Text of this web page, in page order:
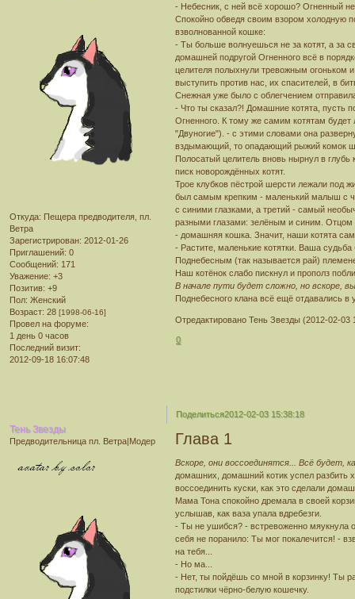
Откуда: Пещера предводителя, пл.
Ветра
Зарегистрирован: 2012-01-26
Приглашений: 0
Сообщений: 171
Уважение: +3
Позитив: +9
Пол: Женский
Возраст: 28 [1998-06-16]
Провел на форуме:
1 день 0 часов
Последний визит:
2012-09-18 16:07:48
- Небесник, с ней всё хорошо? Огненный
Спокойно обведя своим взором холодную
взволнованной кошке:
- Ты больше волнуешься не за котят, а за
домашней подругой Огненного всё в
целителя полыхнули тревожным огоньком
выступить против нас, их спасителей, в
Снежная уже было с облегчением
- Что ты сказал?! Домашние котята, пусть
Огненного. К тому же самим котятам
"Двуногие"). - с этими словами она
вздымающий, то опадающий рыжий комок
Полосатый целитель вновь нырнул в глубь
писк новорождённых котят.
Трое клубков пёстрой шерсти лежали под
был самым крепким - маленький малыш с
с синими глазками, а третий - самый
разными глазами: зелёным и синим. Отцом
- домашняя кошка. Значит, наши котята
- Растите, маленькие котятки. Ваша
Поднебесным (так называется рай)
Наш котёнок слабо пискнул и прополз
В начале пути будет сложно, но вскоре,
Поднебесного клана всё ещё отдавались в
Отредактировано Тень Звезды (2012-02-03
0
Поделиться2012-02-03 15:38:18
Тень Звезды
Предводительница пл. Ветра|Модер Глава 1
Вскоре, они воссоединятся... Всё будет,
домашних, домашний котик успел разбить
воссоединить куски, как это сделали
Мама Тона спокойно дремала в своей
услышав, как ваза упала вдребезги.
- Ты не ушибся? - встревоженно мяукнула
себя не поранило: Ты мог покалечится! -
на тебя...
- Но ма...
- Нет, ты пойдёшь со мной в корзинку! Ты
подстилки чёрно-белую кошечку.